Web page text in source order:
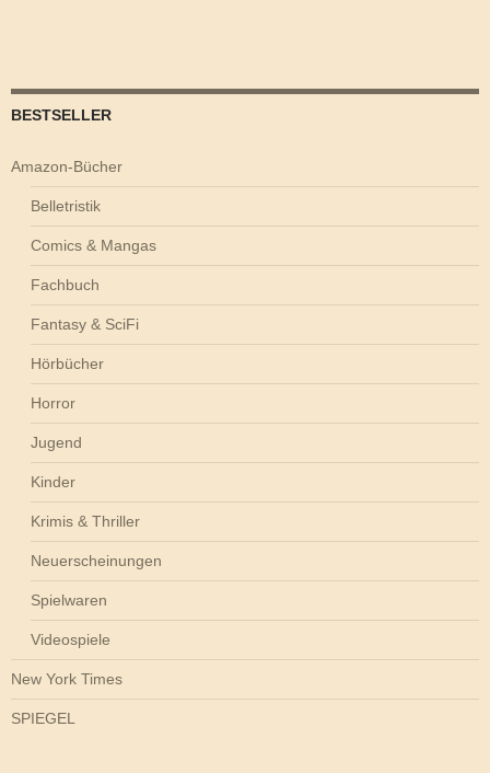
BESTSELLER
Amazon-Bücher
Belletristik
Comics & Mangas
Fachbuch
Fantasy & SciFi
Hörbücher
Horror
Jugend
Kinder
Krimis & Thriller
Neuerscheinungen
Spielwaren
Videospiele
New York Times
SPIEGEL